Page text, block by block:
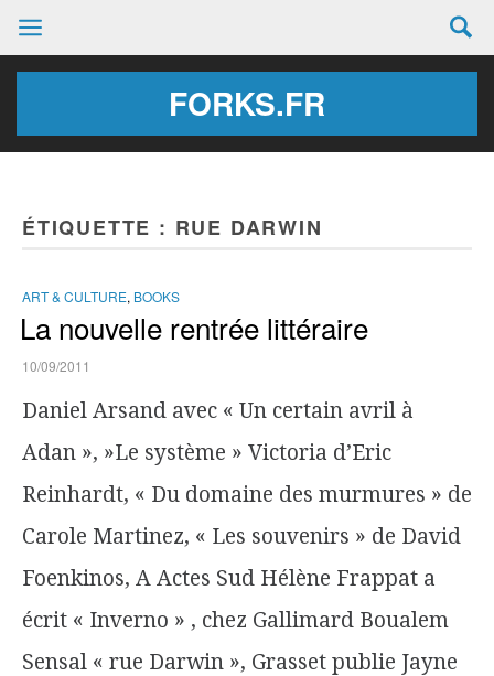
FORKS.FR
ÉTIQUETTE : RUE DARWIN
ART & CULTURE, BOOKS
La nouvelle rentrée littéraire
10/09/2011
Daniel Arsand avec « Un certain avril à
Adan », »Le système » Victoria d’Eric
Reinhardt, « Du domaine des murmures » de
Carole Martinez, « Les souvenirs » de David
Foenkinos, A Actes Sud Hélène Frappat a
écrit « Inverno » , chez Gallimard Boualem
Sensal « rue Darwin », Grasset publie Jayne